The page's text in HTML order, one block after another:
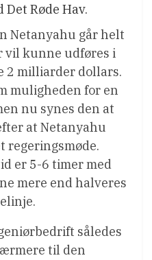
Det Røde Hav.
Netanyahu går helt
vil kunne udføres i
2 milliarder dollars.
muligheden for en
nu synes den at
at Netanyahu
regeringsmøde.
er 5-6 timer med
mere end halveres
således
til den